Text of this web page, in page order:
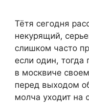
Тётя сегодня
некурящий,
слишком часто
если один,
в москвиче
перед выходом
молча уходит на